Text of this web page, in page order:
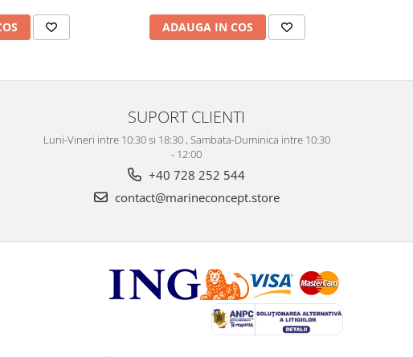
ADAUGA IN COS
SUPORT CLIENTI
Luni-Vineri intre 10:30 si 18:30 , Sambata-Duminica intre 10:30
- 12:00
+40 728 252 544
contact@marineconcept.store